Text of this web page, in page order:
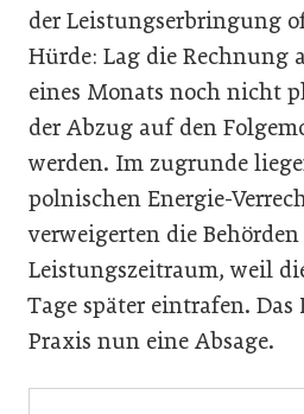
der Leistungserbringung
Hürde: Lag die Rechnung
eines Monats noch nicht
der Abzug auf den
werden. Im zugrunde
polnischen Energie-
verweigerten die
Leistungszeitraum, weil
Tage später eintrafen. Das
Praxis nun eine Absage.